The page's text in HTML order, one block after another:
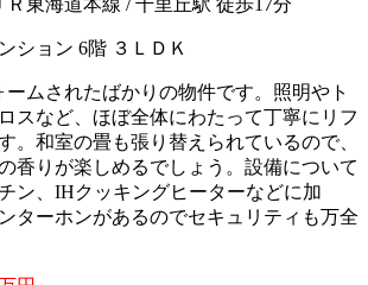
ション 6階 ３ＬＤＫ
ームされたばかりの物件です。照明やト
スなど、ほぼ全体にわたって丁寧にリフ
。和室の畳も張り替えられているので、
香りが楽しめるでしょう。設備について
ン、IHクッキングヒーターなどに加
ターホンがあるのでセキュリティも万全